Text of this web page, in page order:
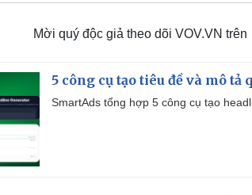
Mời quý độc giả theo dõi VOV.VN trên
5 công cụ tạo tiêu đề và mô
SmartAds tổng hợp 5 công cụ tạo